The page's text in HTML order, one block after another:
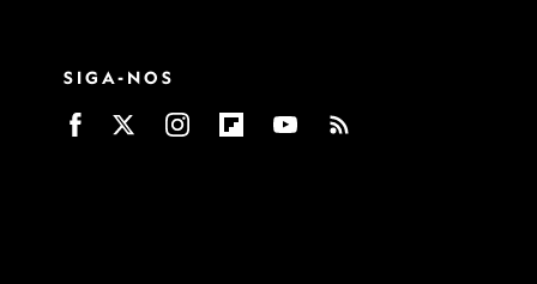
SIGA-NOS